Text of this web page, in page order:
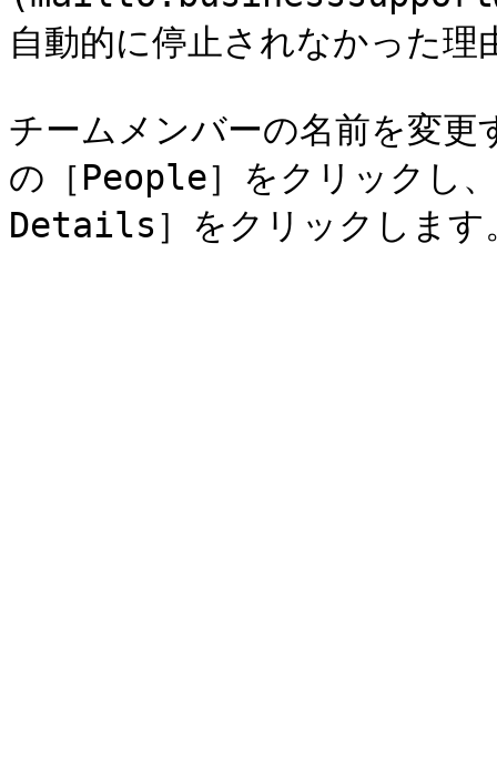
自動的に停止されなかった理
チームメンバーの名前を変
の［People］をクリックし